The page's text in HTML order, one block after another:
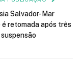
Salvador-Mar
é retomada após três